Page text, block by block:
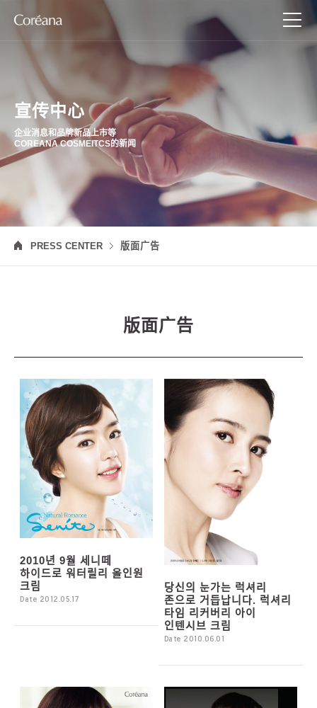
宣传中心
企业消息和品牌新品上市等
COREANA COSMEITCS的新闻
PRESS CENTER 版面广告
2010년 9월 세니떼
하이드로 워터릴리 올인원
크림
Date 2012.05.17
당신의 눈가는 럭셔리
존으로 거듭납니다. 럭셔리
타임 리커버리 아이
인텐시브 크림
Date 2010.06.01